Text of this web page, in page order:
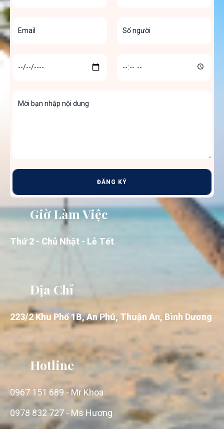
ĐĂNG KÝ
Giờ Làm Việc
Thứ 2 - Chủ Nhật - Lễ Tết
Địa Chỉ
223/2 Khu Phố 1B, An Phú, Thuận An, Bình Dương
Hotline
0967 151 689 - Mr Khoa